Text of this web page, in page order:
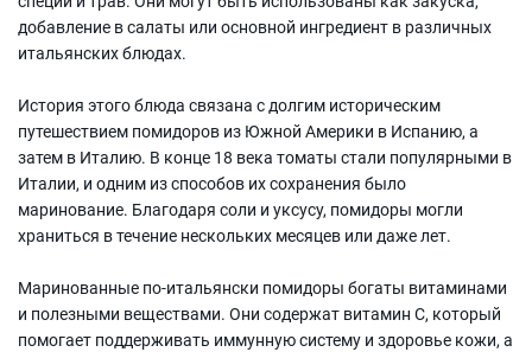
добавление в салаты или основной ингредиент в различных
итальянских блюдах.
История этого блюда связана с долгим историческим
путешествием помидоров из Южной Америки в Испанию, а
затем в Италию. В конце 18 века томаты стали популярными в
Италии, и одним из способов их сохранения было
маринование. Благодаря соли и уксусу, помидоры могли
храниться в течение нескольких месяцев или даже лет.
Маринованные по-итальянски помидоры богаты витаминами
и полезными веществами. Они содержат витамин С, который
помогает поддерживать иммунную систему и здоровье кожи, а